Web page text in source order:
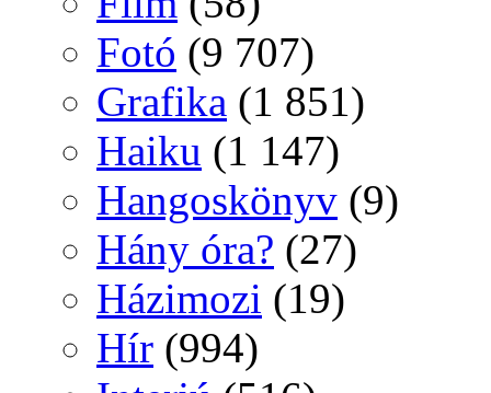
Fotó (9 707)
Grafika (1 851)
Haiku (1 147)
Hangoskönyv (9)
Hány óra? (27)
Házimozi (19)
Hír (994)